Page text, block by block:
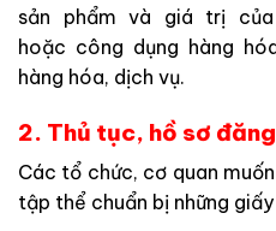
sản phẩm và giá trị
hoặc công dụng hàng
hàng hóa, dịch vụ.
2. Thủ tục, hồ sơ
Các tổ chức, cơ quan
tập thể chuẩn bị những